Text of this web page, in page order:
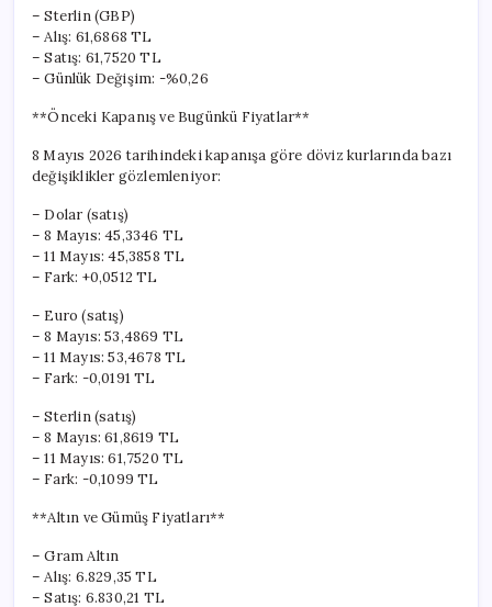
– Sterlin (GBP)
– Alış: 61,6868 TL
– Satış: 61,7520 TL
– Günlük Değişim: -%0,26
**Önceki Kapanış ve Bugünkü Fiyatlar**
8 Mayıs 2026 tarihindeki kapanışa göre döviz kurlarında bazı
değişiklikler gözlemleniyor:
– Dolar (satış)
– 8 Mayıs: 45,3346 TL
– 11 Mayıs: 45,3858 TL
– Fark: +0,0512 TL
– Euro (satış)
– 8 Mayıs: 53,4869 TL
– 11 Mayıs: 53,4678 TL
– Fark: -0,0191 TL
– Sterlin (satış)
– 8 Mayıs: 61,8619 TL
– 11 Mayıs: 61,7520 TL
– Fark: -0,1099 TL
**Altın ve Gümüş Fiyatları**
– Gram Altın
– Alış: 6.829,35 TL
– Satış: 6.830,21 TL